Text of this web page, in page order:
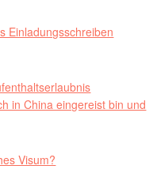
Einladungsschreiben
in China eingereist bin und
Visum?